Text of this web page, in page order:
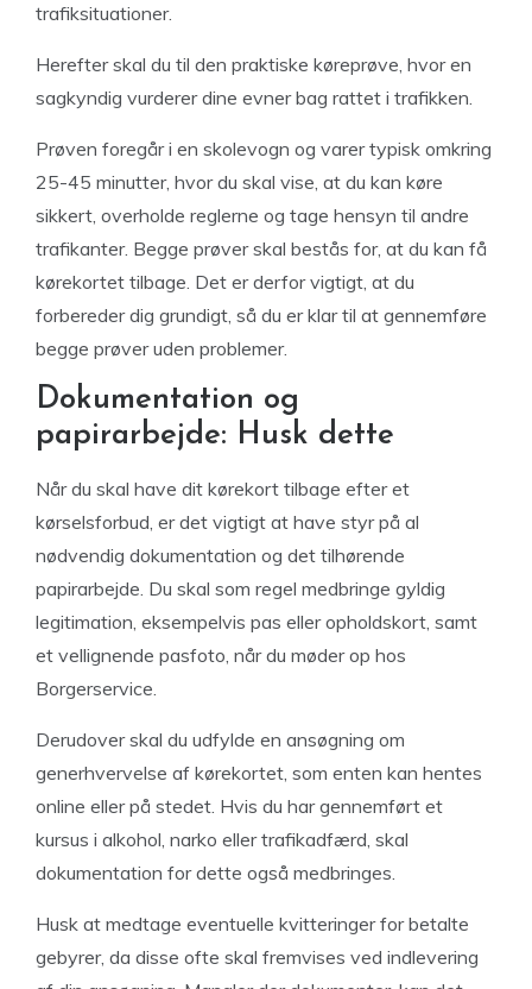
trafiksituationer.
Herefter skal du til den praktiske køreprøve, hvor en
sagkyndig vurderer dine evner bag rattet i trafikken.
Prøven foregår i en skolevogn og varer typisk omkring
25-45 minutter, hvor du skal vise, at du kan køre
sikkert, overholde reglerne og tage hensyn til andre
trafikanter. Begge prøver skal bestås for, at du kan få
kørekortet tilbage. Det er derfor vigtigt, at du
forbereder dig grundigt, så du er klar til at gennemføre
begge prøver uden problemer.
Dokumentation og
papirarbejde: Husk dette
Når du skal have dit kørekort tilbage efter et
kørselsforbud, er det vigtigt at have styr på al
nødvendig dokumentation og det tilhørende
papirarbejde. Du skal som regel medbringe gyldig
legitimation, eksempelvis pas eller opholdskort, samt
et vellignende pasfoto, når du møder op hos
Borgerservice.
Derudover skal du udfylde en ansøgning om
generhvervelse af kørekortet, som enten kan hentes
online eller på stedet. Hvis du har gennemført et
kursus i alkohol, narko eller trafikadfærd, skal
dokumentation for dette også medbringes.
Husk at medtage eventuelle kvitteringer for betalte
gebyrer, da disse ofte skal fremvises ved indlevering